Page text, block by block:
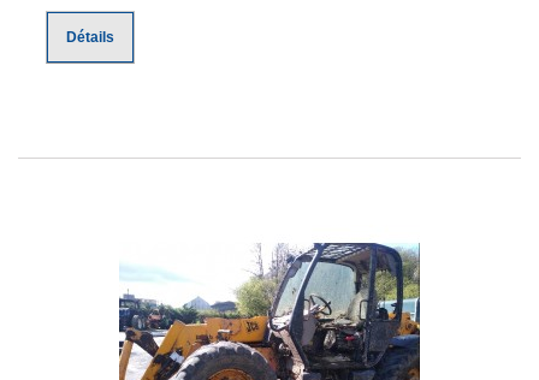
Détails